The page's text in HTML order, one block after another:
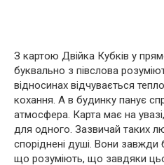
З картою Двійка Кубків у
буквально з півслова
відносинах відчувається
кохання. А в будинку панує
атмосфера. Карта має на
для одного. Зазвичай таких
споріднені душі. Вони
що розуміють, що завдяки